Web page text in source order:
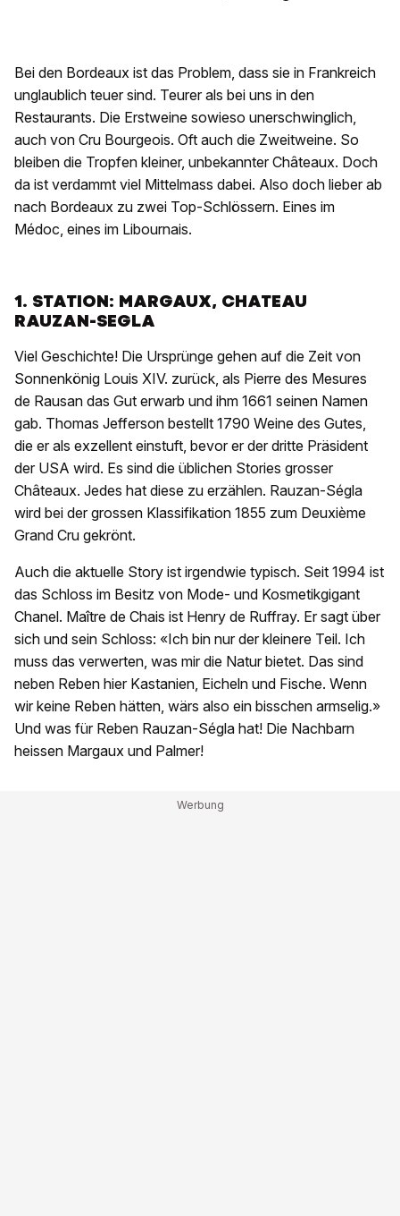
Bei den Bordeaux ist das Problem, dass sie in Frankreich
unglaublich teuer sind. Teurer als bei uns in den
Restaurants. Die Erstweine sowieso unerschwinglich,
auch von Cru Bourgeois. Oft auch die Zweitweine. So
bleiben die Tropfen kleiner, unbekannter Châteaux. Doch
da ist verdammt viel Mittelmass dabei. Also doch lieber ab
nach Bordeaux zu zwei Top-Schlössern. Eines im
Médoc, eines im Libournais.
1. STATION: MARGAUX, CHATEAU
RAUZAN-SEGLA
Viel Geschichte! Die Ursprünge gehen auf die Zeit von
Sonnenkönig Louis XIV. zurück, als Pierre des Mesures
de Rausan das Gut erwarb und ihm 1661 seinen Namen
gab. Thomas Jefferson bestellt 1790 Weine des Gutes,
die er als exzellent einstuft, bevor er der dritte Präsident
der USA wird. Es sind die üblichen Stories grosser
Châteaux. Jedes hat diese zu erzählen. Rauzan-Ségla
wird bei der grossen Klassifikation 1855 zum Deuxième
Grand Cru gekrönt.
Auch die aktuelle Story ist irgendwie typisch. Seit 1994 ist
das Schloss im Besitz von Mode- und Kosmetikgigant
Chanel. Maître de Chais ist Henry de Ruffray. Er sagt über
sich und sein Schloss: «Ich bin nur der kleinere Teil. Ich
muss das verwerten, was mir die Natur bietet. Das sind
neben Reben hier Kastanien, Eicheln und Fische. Wenn
wir keine Reben hätten, wärs also ein bisschen armselig.»
Und was für Reben Rauzan-Ségla hat! Die Nachbarn
heissen Margaux und Palmer!